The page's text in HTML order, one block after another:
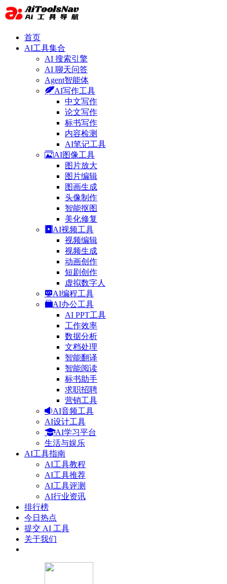
首页
AI工具集合
AI 搜索引擎
AI 聊天问答
Agent智能体
AI写作工具
中文写作
论文写作
标书写作
内容检测
AI笔记工具
AI图像工具
图片放大
图片编辑
图画生成
头像制作
智能抠图
美化修复
AI视频工具
视频编辑
视频生成
动画创作
短剧创作
虚拟数字人
AI编程工具
AI办公工具
AI PPT工具
工作效率
数据分析
文档处理
智能翻译
智能阅读
标书助手
求职招聘
营销工具
AI音频工具
AI设计工具
AI学习平台
生活与娱乐
AI工具指南
AI工具教程
AI工具推荐
AI工具评测
AI行业资讯
排行榜
今日热点
提交 AI 工具
关于我们